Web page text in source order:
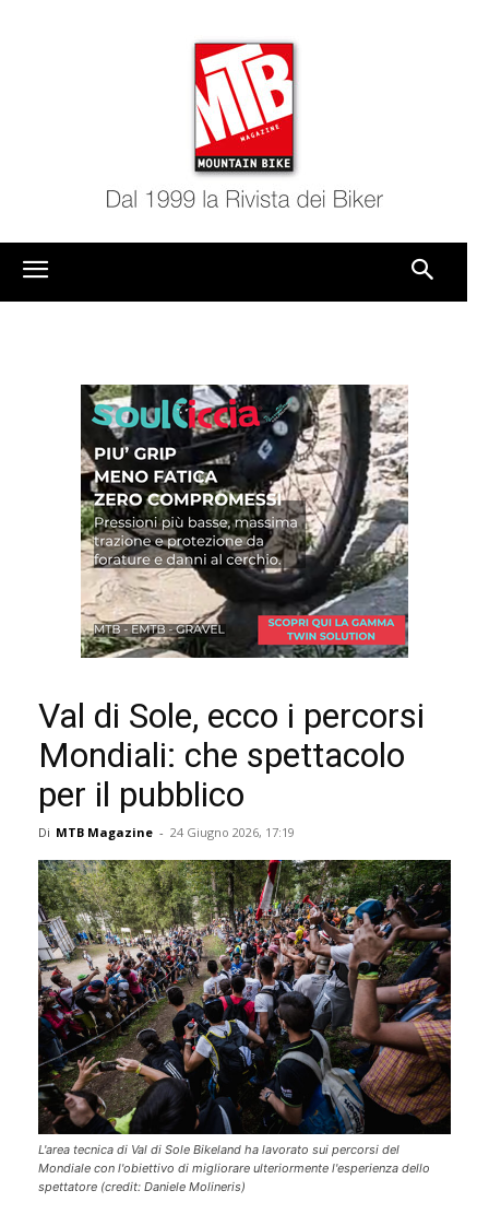
Val di Sole, ecco i percorsi
Mondiali: che spettacolo
per il pubblico
Di MTB Magazine - 24 Giugno 2026, 17:19
L'area tecnica di Val di Sole Bikeland ha lavorato sui percorsi del
Mondiale con l'obiettivo di migliorare ulteriormente l'esperienza dello
spettatore (credit: Daniele Molineris)